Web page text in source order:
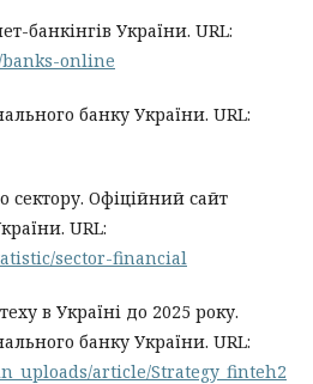
банкінгів України. URL:
online
банку України. URL:
сектору. Офіційний сайт
URL:
sector-financial
в Україні до 2025 року.
банку України. URL:
article/Strategy_finteh2